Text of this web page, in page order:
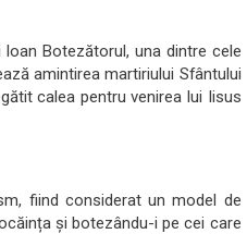
Botezătorul, una dintre cele
amintirea martiriului Sfântului
calea pentru venirea lui Iisus
fiind considerat un model de
și botezându-i pe cei care